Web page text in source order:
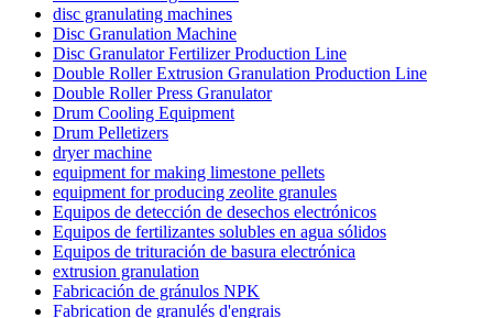
disc granulating machines
Disc Granulation Machine
Disc Granulator Fertilizer Production Line
Double Roller Extrusion Granulation Production Line
Double Roller Press Granulator
Drum Cooling Equipment
Drum Pelletizers
dryer machine
equipment for making limestone pellets
equipment for producing zeolite granules
Equipos de detección de desechos electrónicos
Equipos de fertilizantes solubles en agua sólidos
Equipos de trituración de basura electrónica
extrusion granulation
Fabricación de gránulos NPK
Fabrication de granulés d'engrais